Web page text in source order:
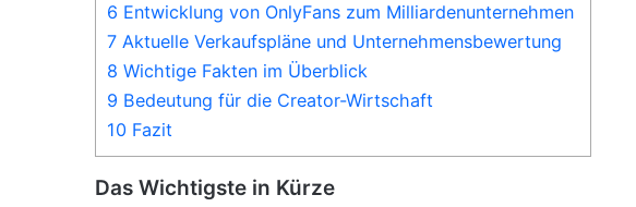
6 Entwicklung von OnlyFans zum Milliardenunternehmen
7 Aktuelle Verkaufspläne und Unternehmensbewertung
8 Wichtige Fakten im Überblick
9 Bedeutung für die Creator-Wirtschaft
10 Fazit
Das Wichtigste in Kürze